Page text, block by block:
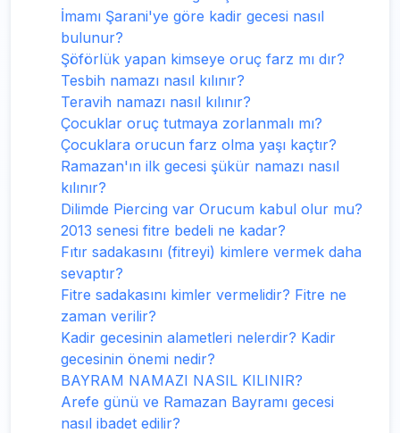
İmamı Şarani'ye göre kadir gecesi nasıl
bulunur?
Şöförlük yapan kimseye oruç farz mı dır?
Tesbih namazı nasıl kılınır?
Teravih namazı nasıl kılınır?
Çocuklar oruç tutmaya zorlanmalı mı?
Çocuklara orucun farz olma yaşı kaçtır?
Ramazan'ın ilk gecesi şükür namazı nasıl
kılınır?
Dilimde Piercing var Orucum kabul olur mu?
2013 senesi fitre bedeli ne kadar?
Fıtır sadakasını (fitreyi) kimlere vermek daha
sevaptır?
Fitre sadakasını kimler vermelidir? Fitre ne
zaman verilir?
Kadir gecesinin alametleri nelerdir? Kadir
gecesinin önemi nedir?
BAYRAM NAMAZI NASIL KILINIR?
Arefe günü ve Ramazan Bayramı gecesi
nasıl ibadet edilir?